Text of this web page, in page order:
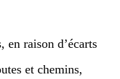
en raison d’écarts
et chemins,